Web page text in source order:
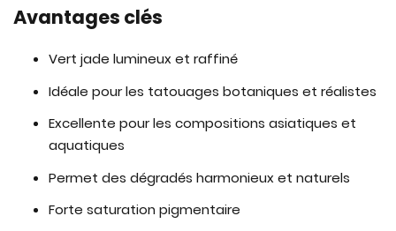
Avantages clés
Vert jade lumineux et raffiné
Idéale pour les tatouages botaniques et réalistes
Excellente pour les compositions asiatiques et
aquatiques
Permet des dégradés harmonieux et naturels
Forte saturation pigmentaire